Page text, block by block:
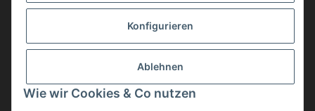
Konfigurieren
Ablehnen
Wie wir Cookies & Co nutzen
Informationen
Back on Track
ZAHLUNGSMETHODEN